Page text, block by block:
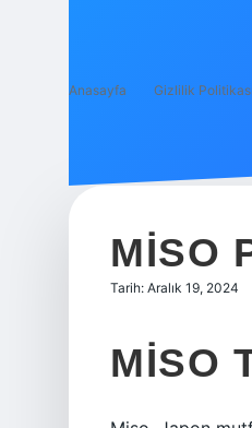
Anasayfa Gizlilik Politikası
MISO
Tarih: Aralık 19, 2024
MISO